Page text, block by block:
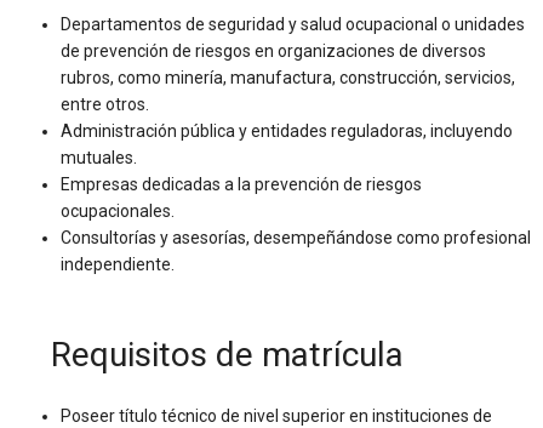
Departamentos de seguridad y salud ocupacional o unidades
de prevención de riesgos en organizaciones de diversos
rubros, como minería, manufactura, construcción, servicios,
entre otros.
Administración pública y entidades reguladoras, incluyendo
mutuales.
Empresas dedicadas a la prevención de riesgos
ocupacionales.
Consultorías y asesorías, desempeñándose como profesional
independiente.
Requisitos de matrícula
Poseer título técnico de nivel superior en instituciones de